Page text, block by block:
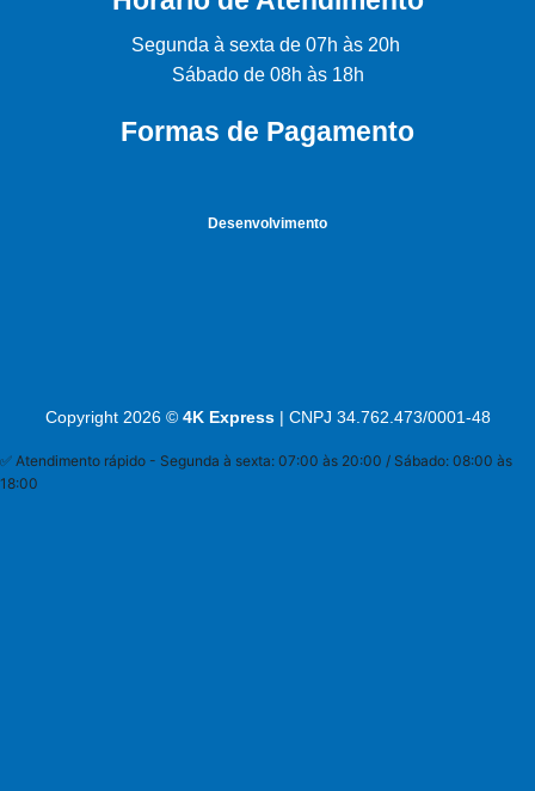
Segunda à sexta de 07h às 20h
Sábado de 08h às 18h
Formas de Pagamento
Desenvolvimento
Copyright 2026 © 4K Express| CNPJ 34.762.473/0001-48
✅ Atendimento rápido - Segunda à sexta: 07:00 às 20:00 / Sábado: 08:00 às
18:00